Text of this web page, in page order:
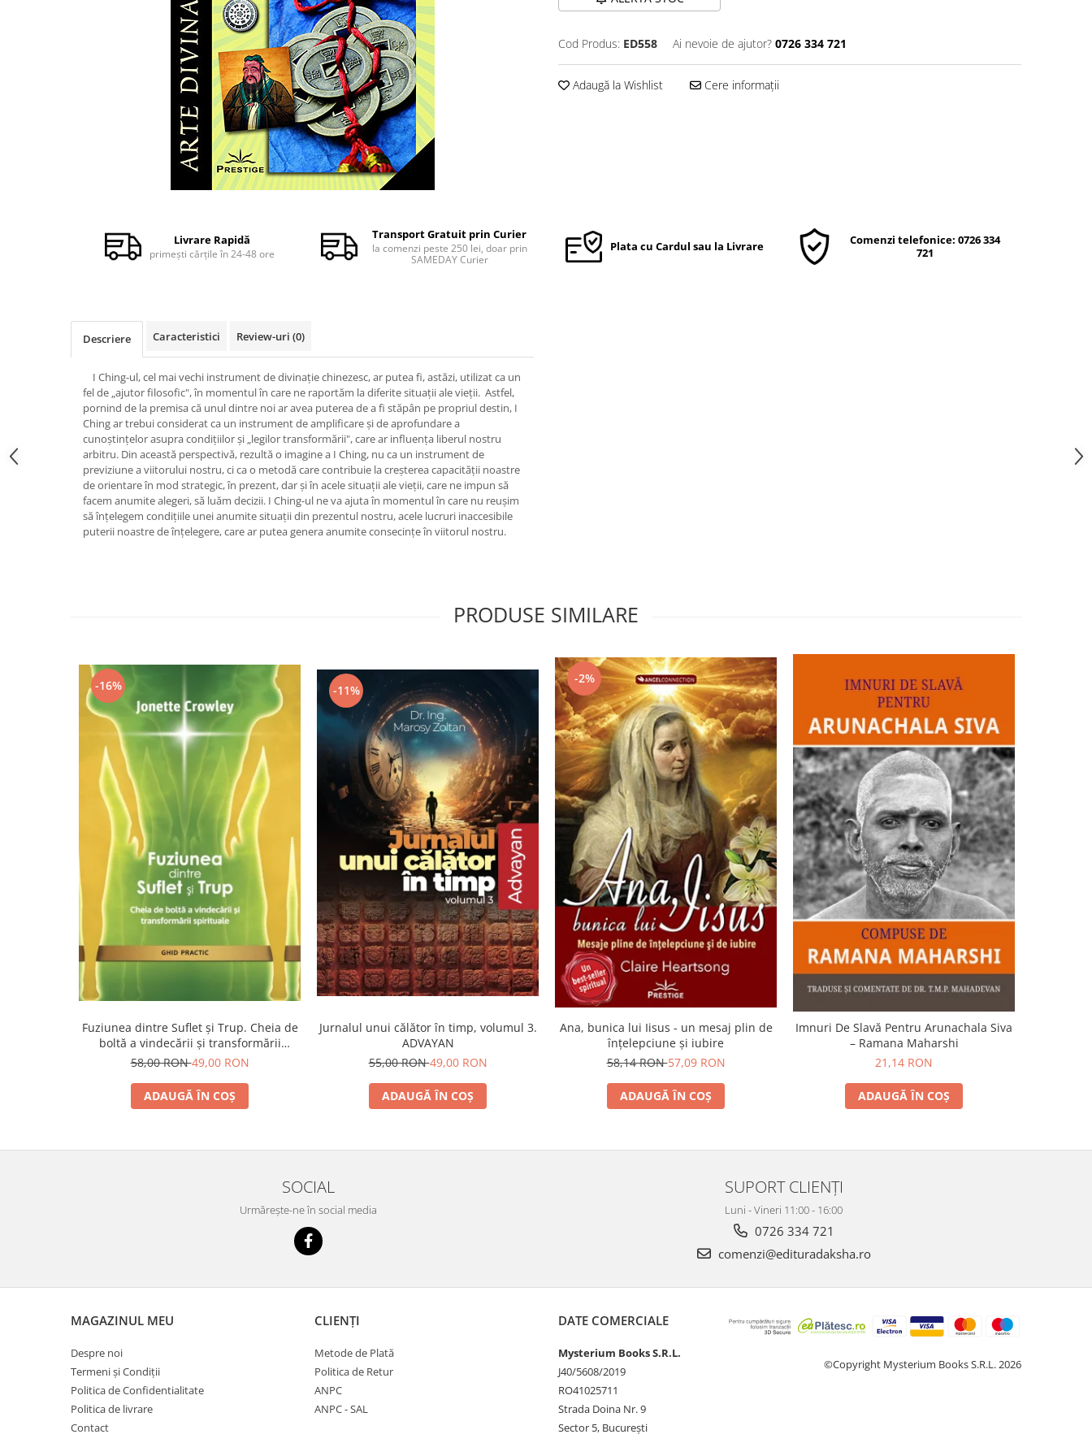
Relații de cuplu
Erotism
Psihologie practică
Lumea îngerilor
Supă de pui pentru suflet
Spiritualitate şi ştiinţă
Facebook
Cod Produs: ED558 Ai nevoie de ajutor? 0726 334 721
Adaugă la Wishlist Cere informații
Livrare Rapidă
primești cărțile în 24-48 ore
Transport Gratuit prin Curier
la comenzi peste 250 lei, doar prin
SAMEDAY Curier
Plata cu Cardul sau la Livrare
Comenzi telefonice: 0726 334
721
Descriere Caracteristici Review-uri (0)
I Ching-ul, cel mai vechi instrument de divinaţie chinezesc, ar putea fi, astăzi, utilizat ca un
fel de „ajutor filosofic", în momentul în care ne raportăm la diferite situaţii ale vieţii. Astfel,
pornind de la premisa că unul dintre noi ar avea puterea de a fi stăpân pe propriul destin, I
Ching ar trebui considerat ca un instrument de amplificare şi de aprofundare a
cunoştinţelor asupra condiţiilor şi „legilor transformării", care ar influenţa liberul nostru
arbitru. Din această perspectivă, rezultă o imagine a I Ching, nu ca un instrument de
previziune a viitorului nostru, ci ca o metodă care contribuie la creşterea capacităţii noastre
de orientare în mod strategic, în prezent, dar şi în acele situaţii ale vieţii, care ne impun să
facem anumite alegeri, să luăm decizii. I Ching-ul ne va ajuta în momentul în care nu reuşim
să înţelegem condiţiile unei anumite situaţii din prezentul nostru, acele lucruri inaccesibile
puterii noastre de înţelegere, care ar putea genera anumite consecinţe în viitorul nostru.
PRODUSE SIMILARE
-16%
Fuziunea dintre Suflet și Trup. Cheia de
boltă a vindecării și transformării
spirituale
58,00 RON49,00 RON
ADAUGĂ ÎN COȘ
-11%
Jurnalul unui călător în timp, volumul 3.
ADVAYAN
55,00 RON49,00 RON
ADAUGĂ ÎN COȘ
-2%
Ana, bunica lui Iisus - un mesaj plin de
înţelepciune şi iubire
58,14 RON57,09 RON
ADAUGĂ ÎN COȘ
Imnuri De Slavă Pentru Arunachala Siva
– Ramana Maharshi
21,14 RON
ADAUGĂ ÎN COȘ
SOCIAL
Urmărește-ne în social media
SUPORT CLIENȚI
Luni - Vineri 11:00 - 16:00
0726 334 721
comenzi@edituradaksha.ro
MAGAZINUL MEU
Despre noi
Termeni și Condiții
Politica de Confidentialitate
Politica de livrare
Contact
CLIENȚI
Metode de Plată
Politica de Retur
ANPC
ANPC - SAL
DATE COMERCIALE
Mysterium Books S.R.L.
J40/5608/2019
RO41025711
Strada Doina Nr. 9
Sector 5, București
©Copyright Mysterium Books S.R.L. 2026